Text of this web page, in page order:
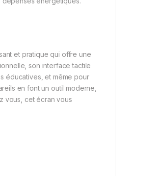
et pratique qui offre une
son interface tactile
éducatives, et même pour
en font un outil moderne,
vous, cet écran vous